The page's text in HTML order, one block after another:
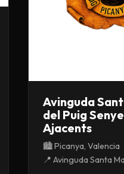
Avinguda
del Puig
Ajacents
🏙️ Picanya, Valencia
📍 Avinguda Santa